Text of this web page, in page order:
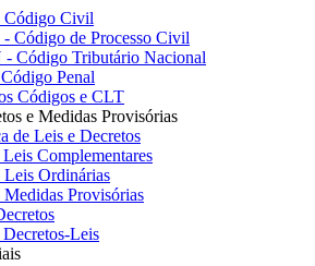
Código Civil
- Código de Processo Civil
- Código Tributário Nacional
Penal
Códigos e CLT
e Medidas Provisórias
de Leis e Decretos
Complementares
Ordinárias
Provisórias
Leis